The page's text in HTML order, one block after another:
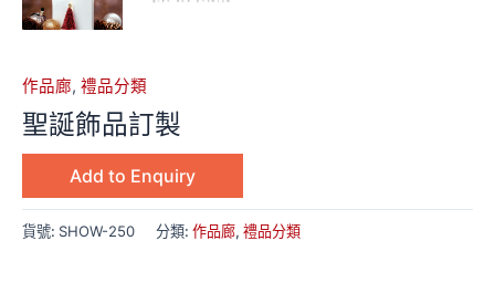
作品廊, 禮品分類
聖誕飾品訂製
Add to Enquiry
貨號: SHOW-250 分類: 作品廊, 禮品分類